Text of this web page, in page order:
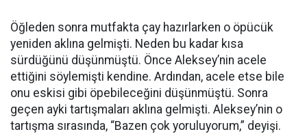
Öğleden sonra mutfakta çay hazırlarken o öpücük
yeniden aklına gelmişti. Neden bu kadar kısa
sürdüğünü düşünmüştü. Önce Aleksey’nin acele
ettiğini söylemişti kendine. Ardından, acele etse bile
onu eskisi gibi öpebileceğini düşünmüştü. Sonra
geçen ayki tartışmaları aklına gelmişti. Aleksey’nin o
tartışma sırasında, “Bazen çok yoruluyorum,” deyişi.